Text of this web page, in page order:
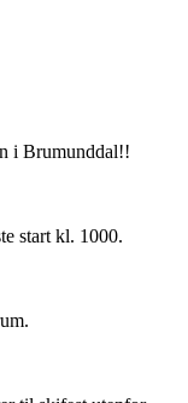
i Brumunddal!!
start kl. 1000.